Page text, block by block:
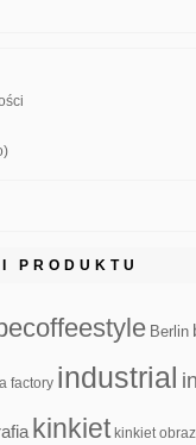
PRODUKTU
Berlin
factory industrial
kinkiet kinkiet